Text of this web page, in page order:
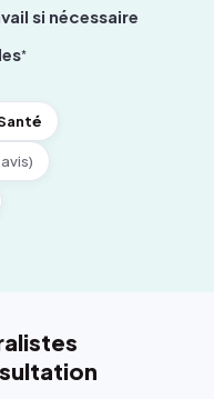
si nécessaire
*